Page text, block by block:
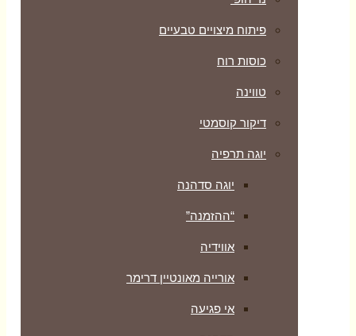
פיתוח מיצויים טבעיים
כוסות רוח
טווינה
דיקור קוסמטי
יוגה תרפיה
יוגה סדהנה
“ההזמנה”
אווידיה
אורייה מאונטיין דרימר
אי פגיעה